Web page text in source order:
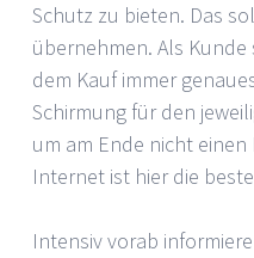
Schutz zu bieten. Das
übernehmen. Als
dem Kauf immer
Schirmung für den
um am Ende nicht
Internet ist hier die
Intensiv vorab